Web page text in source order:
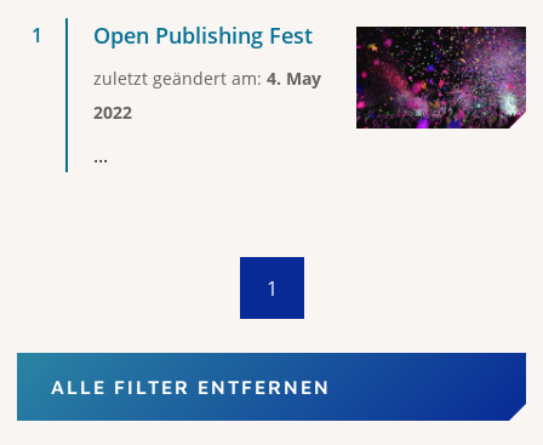
Open Publishing Fest
zuletzt geändert am: 4. May
2022
...
1
ALLE FILTER ENTFERNEN